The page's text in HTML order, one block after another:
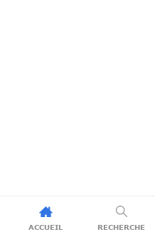
ACCUEIL RECHERCHE